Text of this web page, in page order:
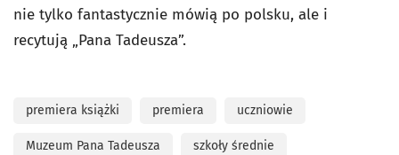
nie tylko fantastycznie mówią po polsku, ale i
recytują „Pana Tadeusza”.
premiera książki premiera uczniowie
Muzeum Pana Tadeusza szkoły średnie